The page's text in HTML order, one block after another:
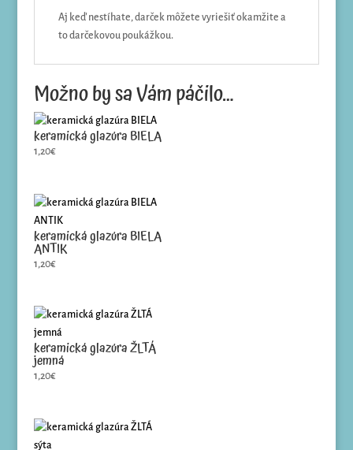
Aj keď nestíhate, darček môžete vyriešiť okamžite a
to darčekovou poukážkou.
Možno by sa Vám páčilo…
keramická glazúra BIELA
1,20€
keramická glazúra BIELA
ANTIK
1,20€
keramická glazúra ŽLTÁ
jemná
1,20€